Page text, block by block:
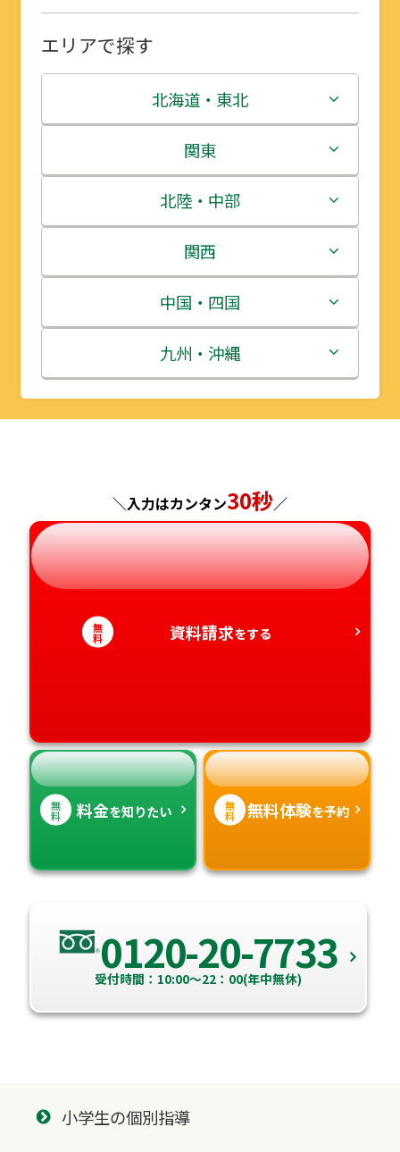
エリアで探す
北海道・東北
北海道
青森県
岩手県
宮城県
秋田県
山形県
関東
茨城県
栃木県
群馬県
埼玉県
千葉県
神奈川県
北陸・中部
新潟県
富山県
石川県
福井県
長野県
岐阜県
愛知県
関西
三重県
滋賀県
京都府
兵庫県
奈良県
中国・四国
鳥取県
島根県
広島県
山口県
香川県
高知県
九州・沖縄
福岡県
長崎県
熊本県
沖縄県
＼入力はカンタン30秒／
無
料 資料請求をする
無
料 料金を知りたい 無
料 無料体験を予約
0120-20-7733
受付時間：10:00～22：00(年中無休)
小学生の個別指導